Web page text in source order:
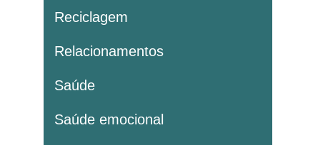
Reciclagem
Relacionamentos
Saúde
Saúde emocional